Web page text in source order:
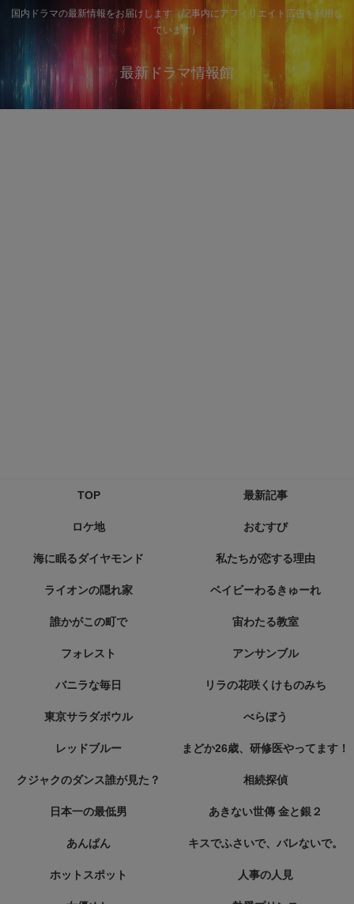
国内ドラマの最新情報をお届けします（記事内にアフィリエイト広告を利用し
ています）
最新ドラマ情報館
TOP 最新記事
ロケ地 おむすび
海に眠るダイヤモンド 私たちが恋する理由
ライオンの隠れ家 ベイビーわるきゅーれ
誰かがこの町で 宙わたる教室
フォレスト アンサンブル
バニラな毎日 リラの花咲くけものみち
東京サラダボウル べらぼう
レッドブルー まどか26歳、研修医やってます！
クジャクのダンス誰が見た？ 相続探偵
日本一の最低男 あきない世傳 金と銀２
あんぱん キスでふさいで、バレないで。
ホットスポット 人事の人見